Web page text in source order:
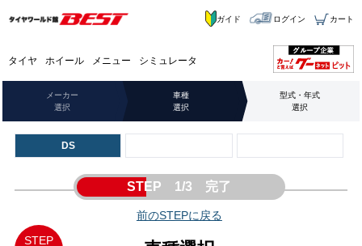
タイヤ ホイール メニュー シミュレータ
ガイド ログイン カート
メーカー
選択
車種
選択
型式・年式
選択
DS
STEP 1/3 完了
前のSTEPに戻る
STEP